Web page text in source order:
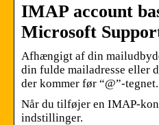
IMAP account
Microsoft
Afhængigt af din
din fulde mailadresse eller
der kommer før “@”-
Når du tilføjer en IMAP-
indstillinger.